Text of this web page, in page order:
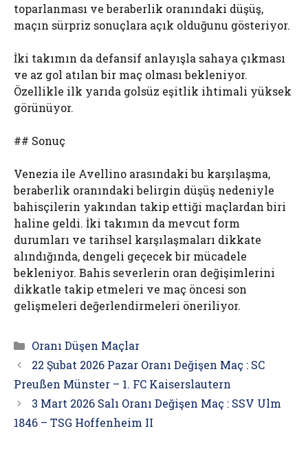
toparlanması ve beraberlik oranındaki düşüş,
maçın sürpriz sonuçlara açık olduğunu gösteriyor.
İki takımın da defansif anlayışla sahaya çıkması
ve az gol atılan bir maç olması bekleniyor.
Özellikle ilk yarıda golsüz eşitlik ihtimali yüksek
görünüyor.
## Sonuç
Venezia ile Avellino arasındaki bu karşılaşma,
beraberlik oranındaki belirgin düşüş nedeniyle
bahisçilerin yakından takip ettiği maçlardan biri
haline geldi. İki takımın da mevcut form
durumları ve tarihsel karşılaşmaları dikkate
alındığında, dengeli geçecek bir mücadele
bekleniyor. Bahis severlerin oran değişimlerini
dikkatle takip etmeleri ve maç öncesi son
gelişmeleri değerlendirmeleri öneriliyor.
Kategoriler
Oranı Düşen Maçlar
22 Şubat 2026 Pazar Oranı Değişen Maç : SC
Preußen Münster – 1. FC Kaiserslautern
3 Mart 2026 Salı Oranı Değişen Maç : SSV Ulm
1846 – TSG Hoffenheim II